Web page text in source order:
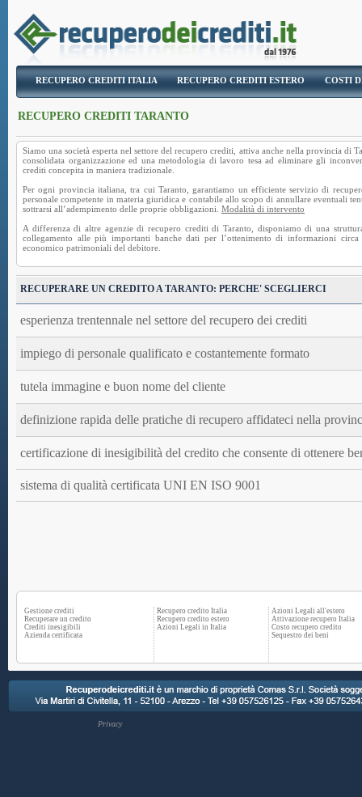
RECUPERO CREDITI ITALIA RECUPERO CREDITI ESTERO COSTI
RECUPERO CREDITI TARANTO
Siamo una società esperta nel settore delrecupero crediti
, attiva anche nella provincia di
consolidata organizzazione ed una metodologia di lavoro tesa ad eliminare gli
crediti concepita in maniera tradizionale.
Per ogni provincia italiana, tra cui Taranto, garantiamo un efficiente servizio di
personale competente in materia giuridica e contabile allo scopo di annullare eventuali
sottrarsi all’adempimento delle proprie obbligazioni. Modalità di intervento
A differenza di altre agenzie di recupero crediti di Taranto, disponiamo di una
collegamento alle più importanti banche dati per l’ottenimento di informazioni
economico patrimoniali del debitore.
RECUPERARE UN CREDITO A TARANTO: PERCHE' SCEGLIERCI
esperienza trentennale nel settore del recupero dei crediti
impiego di personale qualificato e costantemente formato
tutela immagine e buon nome del cliente
definizione rapida delle pratiche di recupero affidateci nella
certificazione di inesigibilità del credito che consente di ottenere
sistema di qualità certificata UNI EN ISO 9001
Gestione crediti
Recuperare un credito
Crediti inesigibili
Azienda certificata
Recupero credito Italia
Recupero credito estero
Azioni Legali in Italia
Azioni Legali all'estero
Attivazione recupero Italia
Costo recupero credito
Sequestro dei beni
Privacy